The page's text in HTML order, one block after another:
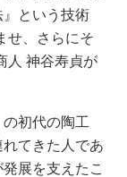
という技術
せ、さらにそ
人 神谷寿貞が
初代の陶工
てきた人であ
展を支えたこ